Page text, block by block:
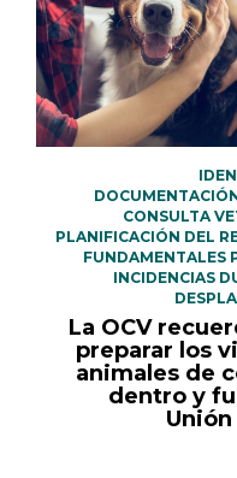
CONSULTA
PLANIFICACIÓN DEL
FUNDAMENTALES
INCIDENCIAS
La OCV
preparar los
animales de
dentro y